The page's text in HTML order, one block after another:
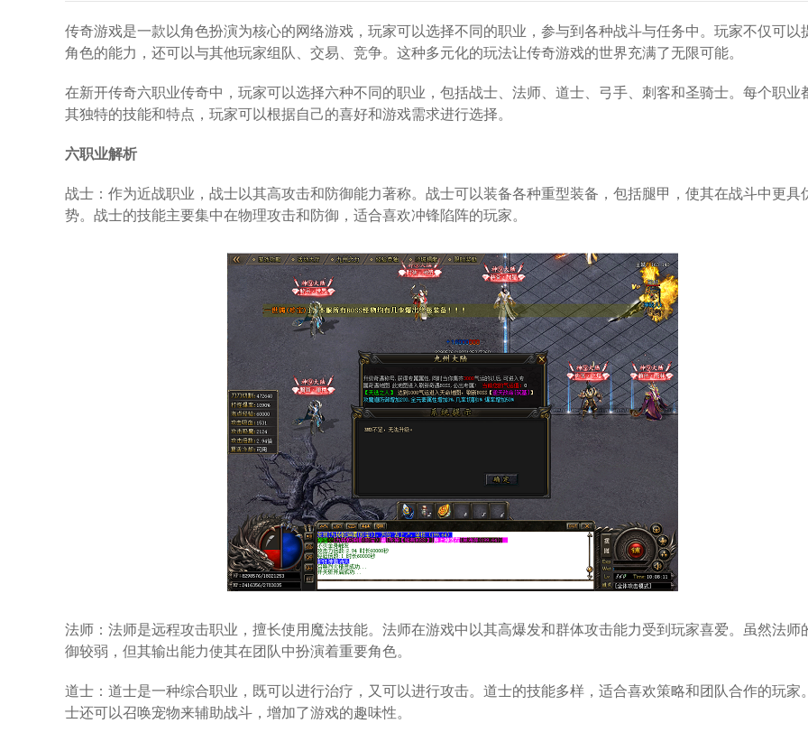
传奇游戏是一款以角色扮演为核心的网络游戏，玩家可以选择不同的职业，参与到各种战斗与任务中。玩家不仅可以
角色的能力，还可以与其他玩家组队、交易、竞争。这种多元化的玩法让传奇游戏的世界充满了无限可能。
在新开传奇六职业传奇中，玩家可以选择六种不同的职业，包括战士、法师、道士、弓手、刺客和圣骑士。每个职业
其独特的技能和特点，玩家可以根据自己的喜好和游戏需求进行选择。
六职业解析
战士：作为近战职业，战士以其高攻击和防御能力著称。战士可以装备各种重型装备，包括腿甲，使其在战斗中更具
势。战士的技能主要集中在物理攻击和防御，适合喜欢冲锋陷阵的玩家。
法师：法师是远程攻击职业，擅长使用魔法技能。法师在游戏中以其高爆发和群体攻击能力受到玩家喜爱。虽然法师
御较弱，但其输出能力使其在团队中扮演着重要角色。
道士：道士是一种综合职业，既可以进行治疗，又可以进行攻击。道士的技能多样，适合喜欢策略和团队合作的玩家
士还可以召唤宠物来辅助战斗，增加了游戏的趣味性。